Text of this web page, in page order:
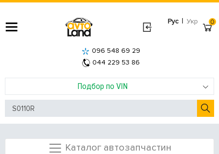
Рус | Укр
Подбор по VIN
096 548 69 29
044 229 53 86
0
Каталог автозапчастин